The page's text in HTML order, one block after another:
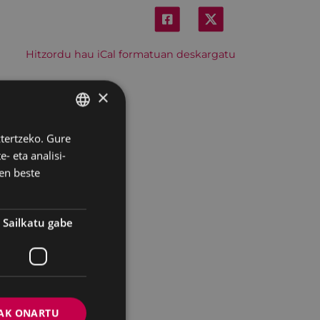
Hitzordu hau iCal formatuan deskargatu
BASQUE
SPANISH
×
Gure
eta analisi-
beste
Sailkatu gabe
ONARTU